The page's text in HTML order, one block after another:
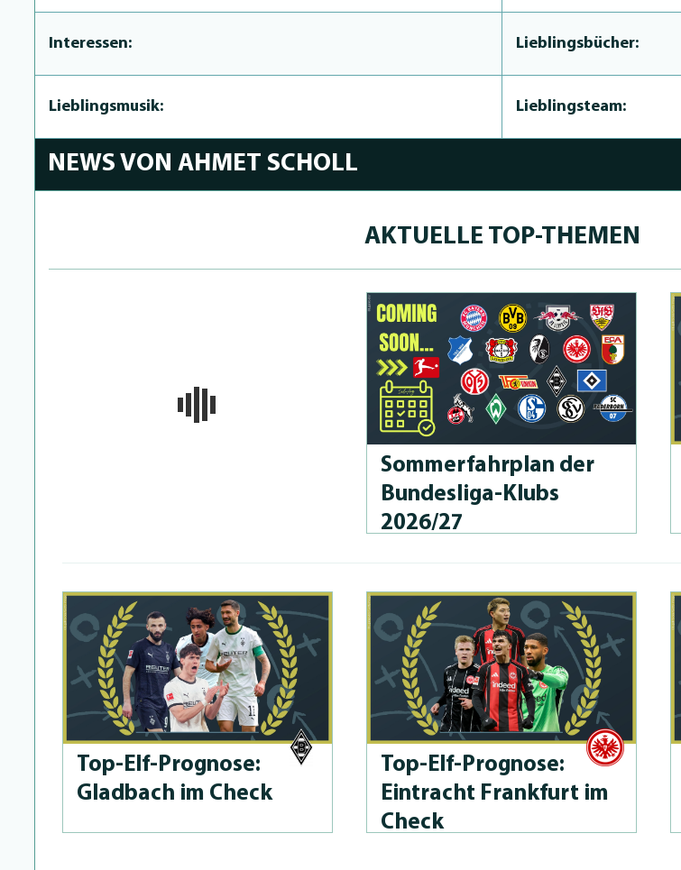
Interessen: Lieblingsbücher:
Lieblingsmusik: Lieblingsteam:
NEWS VON AHMET SCHOLL
AKTUELLE TOP-THEMEN
Som­merfahrplan der
Bun­des­li­ga-Klubs
2026/27
Top-Elf-Prog­no­se:
Gladbach im Check
Top-Elf-Prog­no­se:
Eintracht Frankfurt im
Check